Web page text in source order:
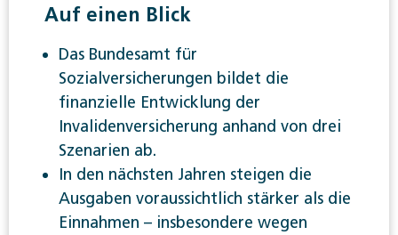
Auf einen Blick
Das Bundesamt für
Sozialversicherungen bildet die
finanzielle Entwicklung der
Invalidenversicherung anhand von drei
Szenarien ab.
In den nächsten Jahren steigen die
Ausgaben voraussichtlich stärker als die
Einnahmen – insbesondere wegen